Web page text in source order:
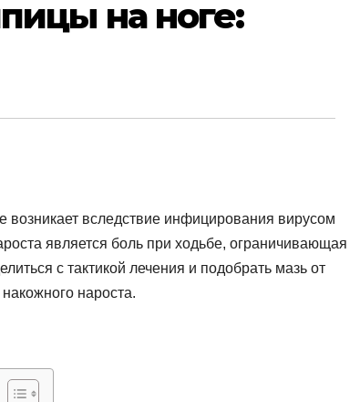
на ноге:
возникает вследствие инфицирования вирусом
является боль при ходьбе, ограничивающая
с тактикой лечения и подобрать мазь от
нароста.